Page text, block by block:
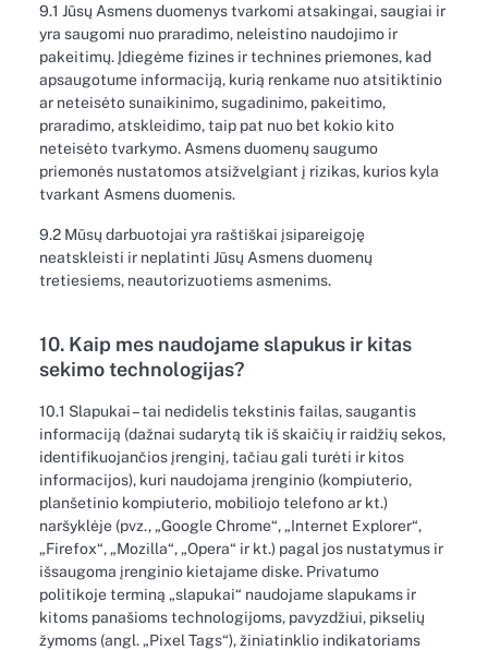
9.1 Jūsų Asmens duomenys tvarkomi atsakingai, saugiai ir
yra saugomi nuo praradimo, neleistino naudojimo ir
pakeitimų. Įdiegėme fizines ir technines priemones, kad
apsaugotume informaciją, kurią renkame nuo atsitiktinio
ar neteisėto sunaikinimo, sugadinimo, pakeitimo,
praradimo, atskleidimo, taip pat nuo bet kokio kito
neteisėto tvarkymo. Asmens duomenų saugumo
priemonės nustatomos atsižvelgiant į rizikas, kurios kyla
tvarkant Asmens duomenis.
9.2 Mūsų darbuotojai yra raštiškai įsipareigoję
neatskleisti ir neplatinti Jūsų Asmens duomenų
tretiesiems, neautorizuotiems asmenims.
10. Kaip mes naudojame slapukus ir kitas
sekimo technologijas?
10.1 Slapukai – tai nedidelis tekstinis failas, saugantis
informaciją (dažnai sudarytą tik iš skaičių ir raidžių sekos,
identifikuojančios įrenginį, tačiau gali turėti ir kitos
informacijos), kuri naudojama įrenginio (kompiuterio,
planšetinio kompiuterio, mobiliojo telefono ar kt.)
naršyklėje (pvz., „Google Chrome“, „Internet Explorer“,
„Firefox“, „Mozilla“, „Opera“ ir kt.) pagal jos nustatymus ir
išsaugoma įrenginio kietajame diske. Privatumo
politikoje terminą „slapukai“ naudojame slapukams ir
kitoms panašioms technologijoms, pavyzdžiui, pikselių
žymoms (angl. „Pixel Tags“), žiniatinklio indikatoriams